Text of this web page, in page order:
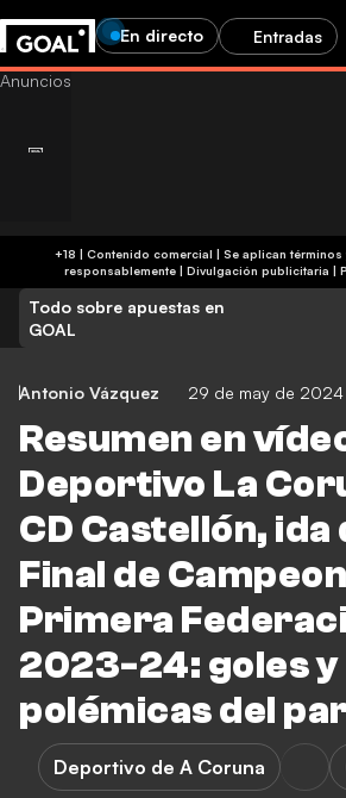
En directo Entradas
+18 | Contenido comercial | Se aplican términos y condiciones | Juega
responsablemente| Divulgación publicitaria |
Todo sobre apuestas en
GOAL
Antonio Vázquez 29 de may de
Resumen en
Deportivo La
CD Castellón, ida
Final de
Primera
2023-24: goles y
polémicas del
Deportivo de A Coruna